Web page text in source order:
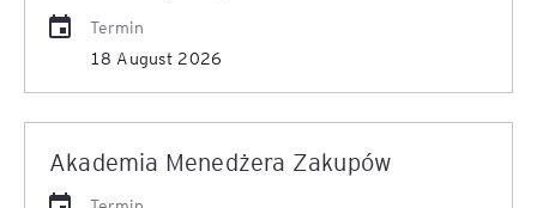
Termin
18 August 2026
Akademia Menedżera Zakupów